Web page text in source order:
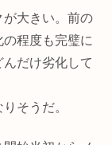
が大きい。前の
程度も完璧に
だけ劣化して
そうだ。